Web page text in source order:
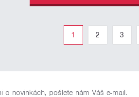
1 2 3
o novinkách, pošlete nám Váš e-mail.